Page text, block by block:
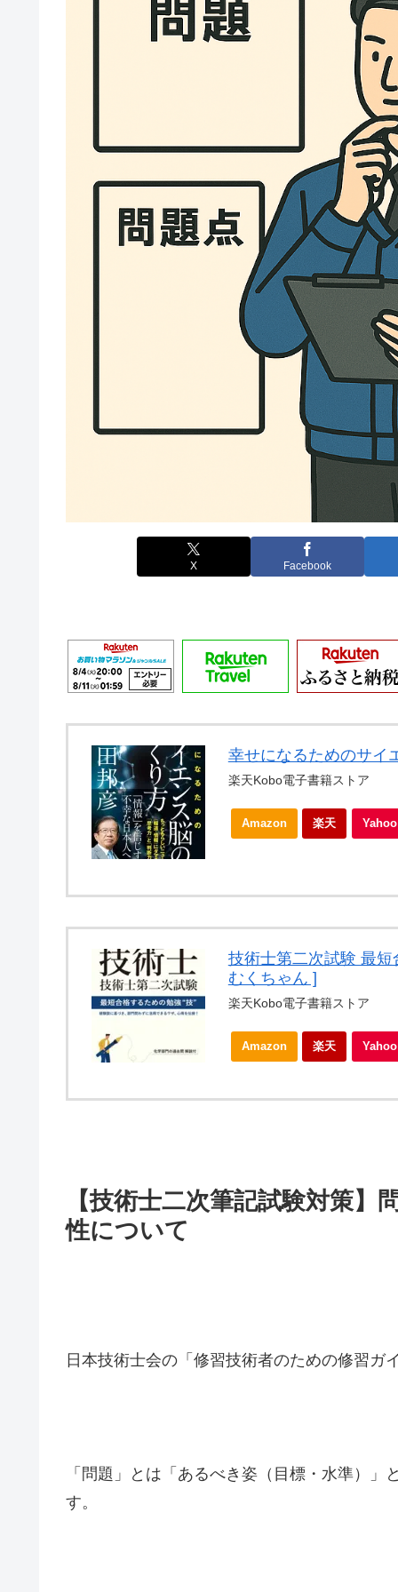
X Facebook
幸せになるためのサイ
楽天Kobo電子書籍ストア
Amazon 楽天
技術士第二次試験 最短
むくちゃん ]
楽天Kobo電子書籍ストア
Amazon 楽天
【技術士二次筆記試験対策】
性について
日本技術士会の「修習技術者のための修習
「問題」とは「あるべき姿（目標・水準）
す。